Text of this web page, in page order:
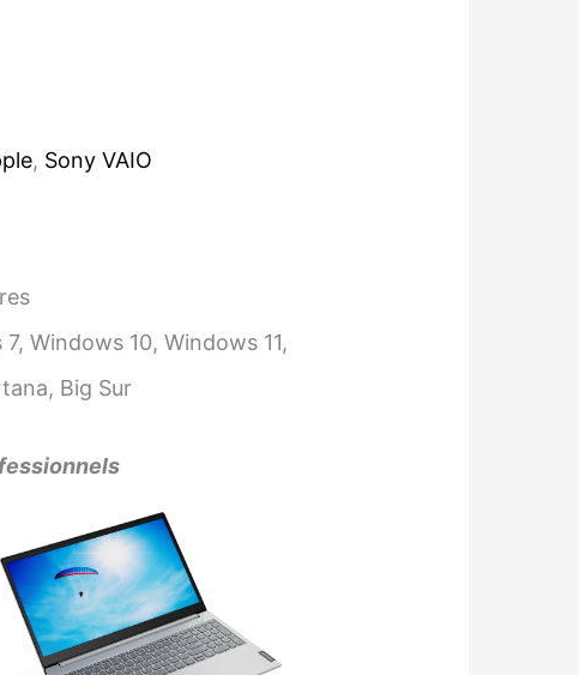
, Sony VAIO
Windows 10, Windows 11,
Big Sur